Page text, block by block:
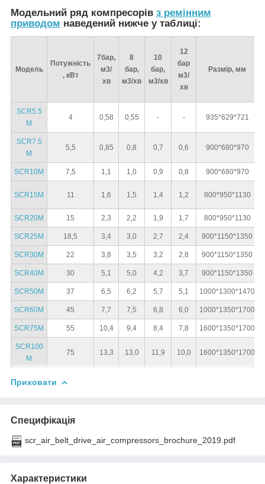
Модельний ряд компресорів з ремінним
приводом наведений нижче у таблиці:
Модель
Потужність
, кВт
7бар,
м3/
хв
8
бар,
м3/хв
10
бар,
м3/хв
12
бар
м3/
хв
Размір, мм
SCR5.5
M
4 0,58 0,55 - - 935*629*721
SCR7.5
M
5,5 0,85 0,8 0,7 0,6 900*680*970
SCR10M 7,5 1,1 1,0 0,9 0,8 900*680*970
SCR15M 11 1,6 1,5 1,4 1,2 800*950*1130
SCR20M 15 2,3 2,2 1,9 1,7 800*950*1130
SCR25M 18,5 3,4 3,0 2,7 2,4 900*1150*1350
SCR30M 22 3,8 3,5 3,2 2,8 900*1150*1350
SCR40M 30 5,1 5,0 4,2 3,7 900*1150*1350
SCR50M 37 6,5 6,2 5,7 5,1 1000*1300*1470
SCR60M 45 7,7 7,5 6,8 6,0 1000*1350*1700
SCR75M 55 10,4 9,4 8,4 7,8 1600*1350*1700
SCR100
M
75 13,3 13,0 11,9 10,0 1600*1350*1700
Приховати
Специфікація
scr_air_belt_drive_air_compressors_brochure_2019.pdf
Характеристики